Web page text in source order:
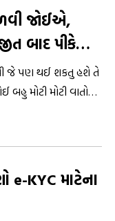
જોઈએ,
બાદ પીકેનો
જે પણ થઈ શકતુ હશે તે
મોટી મોટી વાતો
પરંતુ આવતા બે થી ત્રણ
KYC માટેના